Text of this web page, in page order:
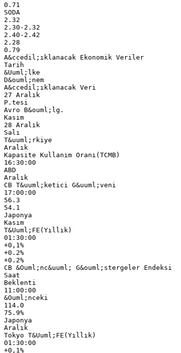
0.71
SODA
2.32
2.30-2.32
2.40-2.42
2.28
0.79
A&ccedil;ıklanacak Ekonomik Veriler
Tarih
&Uuml;lke
D&ouml;nem
A&ccedil;ıklanacak Veri
27 Aralık
P.tesi
Avro B&ouml;lg.
Kasım
28 Aralık
Salı
T&uuml;rkiye
Aralık
Kapasite Kullanım Oranı(TCMB)
16:30:00
ABD
Aralık
CB T&uuml;ketici G&uuml;veni
17:00:00
56.3
54.1
Japonya
Kasım
T&Uuml;FE(Yıllık)
01:30:00
+0,1%
+0.2%
+0.2%
CB &Ouml;nc&uuml; G&ouml;stergeler Endeksi
Saat
Beklenti
11:00:00
&Ouml;nceki
114.0
75.9%
Japonya
Aralık
Tokyo T&Uuml;FE(Yıllık)
01:30:00
+0,1%